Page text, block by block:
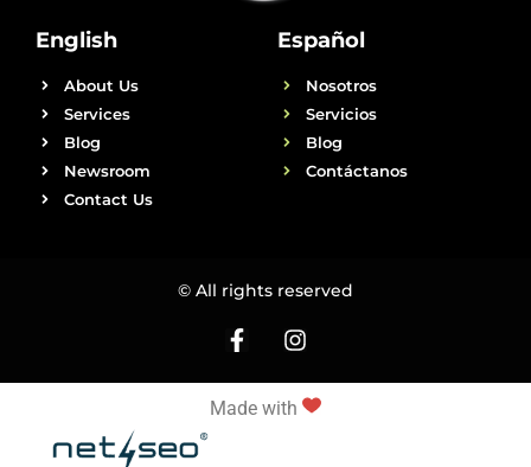
English
About Us
Services
Blog
Newsroom
Contact Us
Español
Nosotros
Servicios
Blog
Contáctanos
© All rights reserved
Made with